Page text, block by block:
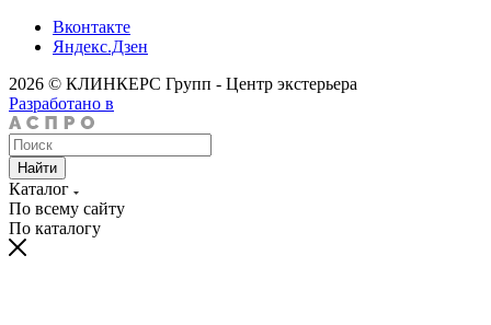
Вконтакте
Яндекс.Дзен
2026 © КЛИНКЕРС Групп - Центр экстерьера
Разработано в
Найти
Каталог
По всему сайту
По каталогу